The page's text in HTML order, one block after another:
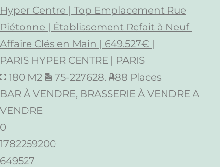
Hyper Centre | Top Emplacement Rue
Piétonne | Établissement Refait à Neuf |
Affaire Clés en Main | 649.527€ |
PARIS HYPER CENTRE | PARIS
180 M2
75-227628.
88 Places
BAR À VENDRE, BRASSERIE À VENDRE A
VENDRE
0
1782259200
649527